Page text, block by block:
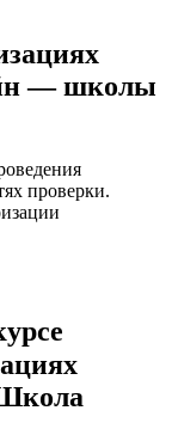
— школы
проверки.